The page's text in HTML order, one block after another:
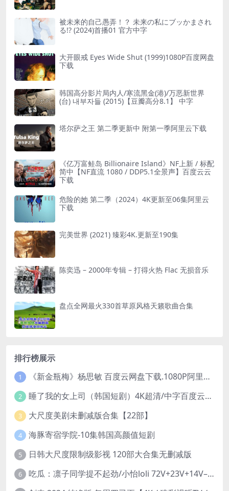
被未来的自己愚弄！？ 未来の私にブッかまされ
る!? (2024)首播01 官方中字
大开眼戒 Eyes Wide Shut (1999)1080P百度网盘
下载
韩国高分影片局内人/寒流黑金(港)/万恶新世界
(台) 내부자들 (2015)【豆瓣高分8.1】 中字
塔尔萨之王 第二季更新中 附第一季阿里云下载
《亿万富鲑岛 Billionaire Island》NF上新 / 标配
简中【NF直流 1080 / DDP5.1全景声】百度云云
下载
危险的她 第二季（2024）4K更新至06集阿里云
下载
完美世界 (2021) 臻彩4K.更新至190集
陈奕迅 – 2000年专辑 – 打得火热 Flac 无损音乐
盘点全网最火330首草原风格天籁歌曲合集
排行榜展示
1 《新金瓶梅》杨思敏 百度云网盘下载.1080P阿里下载.国语中字.(1996)
2 睡了我的女上司（韩国短剧）4K超清/中字百度云网盘下载
3 大尺度美剧未删减版合集【22部】
4 海豚寄宿学院-10集韩国高颜值短剧
5 日韩大尺度限制级影视 120部大合集无删减版
6 吃瓜：凛子同学提不起劲/小怡loli 72V+23V+14V–24.02GB】